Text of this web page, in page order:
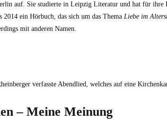
auf. Sie studierte in Leipzig Literatur und hat für ihre
ein Hörbuch, das sich um das Thema Liebe im
mit anderen Namen.
verfasste Abendlied, welches auf eine
– Meine Meinung